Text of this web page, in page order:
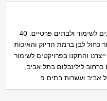
תריסי עץ לבניינים לשימור ולבתים פרטיים. 40
כחול לבן ברמת הדיוק והאיכות
והתקנו בפרויקטים לשימור
ברחוב לילינבלום בתל אביב,
אביב ועשרות בתים פ...